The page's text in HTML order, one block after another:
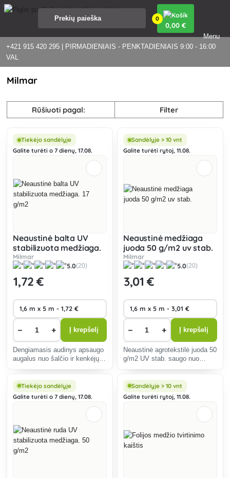
+421 915 420 295 | PIRMADIENIAIS - PENKTADIENIAIS 9:00 - 16:00
VAL
0
0,00 €
Menu
Milmar
Rūšiuoti pagal: Filter
Tiekėjo sandėlyje
Galite turėti o 7 dienų, 17.08.
Neaustinė balta UV
stabilizuota medžiaga.
17 g/m2
Milmar
5.0(20)
1,72 €
− + Į krepšelį
Dengiamasis audinys apsaugo
augalus nuo šalčio ir kenkėjų.
Sandėlyje > 10 vnt
Galite turėti rytoj, 11.08.
Neaustinė medžiaga
juoda 50 g/m2 uv stab.
Milmar
5.0(20)
3,01 €
− + Į krepšelį
Neaustinė agrotekstilė juoda 50
g/m2 UV stab. saugo nuo
Tiekėjo sandėlyje
Galite turėti o 7 dienų, 17.08.
Sandėlyje > 10 vnt
Galite turėti rytoj, 11.08.